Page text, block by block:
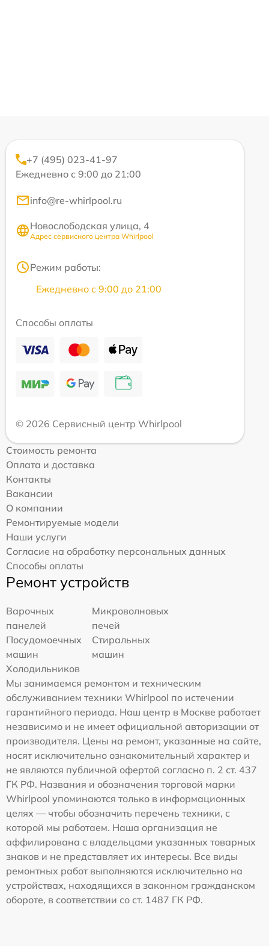
+7 (495) 023-41-97
Ежедневно с 9:00 до 21:00
info@re-whirlpool.ru
Новослободская улица, 4
Адрес сервисного центра Whirlpool
Режим работы:
Ежедневно с 9:00 до 21:00
Способы оплаты
© 2026 Сервисный центр Whirlpool
Стоимость ремонта
Оплата и доставка
Контакты
Вакансии
О компании
Ремонтируемые модели
Наши услуги
Согласие на обработку персональных данных
Способы оплаты
Ремонт устройств
Варочных
панелей
Микроволновых
печей
Посудомоечных
машин
Стиральных
машин
Холодильников
Мы занимаемся ремонтом и техническим
обслуживанием техники Whirlpool по истечении
гарантийного периода. Наш центр в Москве работает
независимо и не имеет официальной авторизации от
производителя. Цены на ремонт, указанные на сайте,
носят исключительно ознакомительный характер и
не являются публичной офертой согласно п. 2 ст. 437
ГК РФ. Названия и обозначения торговой марки
Whirlpool упоминаются только в информационных
целях — чтобы обозначить перечень техники, с
которой мы работаем. Наша организация не
аффилирована с владельцами указанных товарных
знаков и не представляет их интересы. Все виды
ремонтных работ выполняются исключительно на
устройствах, находящихся в законном гражданском
обороте, в соответствии со ст. 1487 ГК РФ.